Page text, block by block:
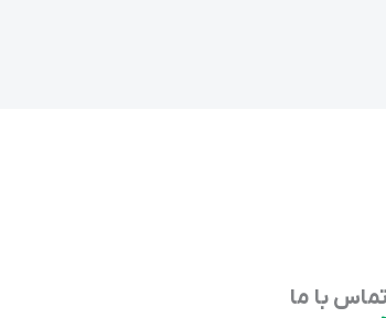
تماس با ما